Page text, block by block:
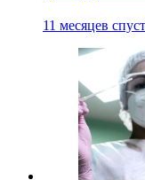
11 месяцев